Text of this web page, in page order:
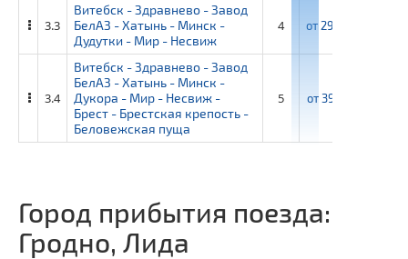
3.3
Витебск - Здравнево - Завод
БелАЗ - Хатынь - Минск -
Дудутки - Мир - Несвиж
4 от29 600 ₽
3.4
Витебск - Здравнево - Завод
БелАЗ - Хатынь - Минск -
Дукора - Мир - Несвиж -
Брест - Брестская крепость -
Беловежская пуща
5 от39 650 ₽
Город прибытия поезда:
Гродно, Лида